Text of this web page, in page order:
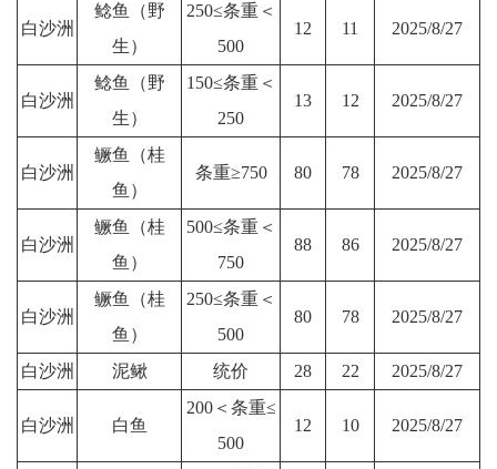
白沙洲
鲶鱼（野
生）
250≤条重＜
500
12 11 2025/8/27
白沙洲
鲶鱼（野
生）
150≤条重＜
250
13 12 2025/8/27
白沙洲
鳜鱼（桂
鱼）
条重≥750 80 78 2025/8/27
白沙洲
鳜鱼（桂
鱼）
500≤条重＜
750
88 86 2025/8/27
白沙洲
鳜鱼（桂
鱼）
250≤条重＜
500
80 78 2025/8/27
白沙洲 泥鳅 统价 28 22 2025/8/27
白沙洲 白鱼
200＜条重≤
500
12 10 2025/8/27